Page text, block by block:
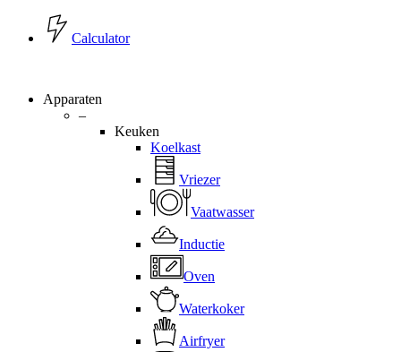
Calculator
Apparaten
–
Keuken
Koelkast
Vriezer
Vaatwasser
Inductie
Oven
Waterkoker
Airfryer